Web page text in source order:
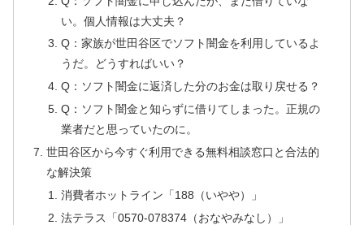
い。個人情報は大丈夫？
Q：家族が世田谷区でソフト闇金を利用しているよ
うだ。どうすればいい？
Q：ソフト闇金に返済した分のお金は取り戻せる？
Q：ソフト闇金と知らずに借りてしまった。正規の
業者だと思っていたのに。
世田谷区から今すぐ利用できる無料相談窓口と合法的
な解決策
消費者ホットライン「188（いやや）」
法テラス「0570-078374（おなやみなし）」